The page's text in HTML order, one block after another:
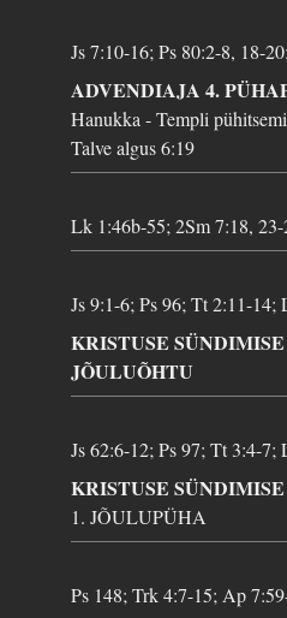
Js 7:10-16; Ps 80:2-8, 18-
ADVENDIAJA 4.
Hanukka - Templi
Talve algus 6:19
Lk 1:46b-55; 2Sm 7:18,
Js 9:1-6; Ps 96; Tt 2:11-
KRISTUSE
JÕULUÕHTU
Js 62:6-12; Ps 97; Tt 3:4-
KRISTUSE
1. JÕULUPÜHA
Ps 148; Trk 4:7-15; Ap